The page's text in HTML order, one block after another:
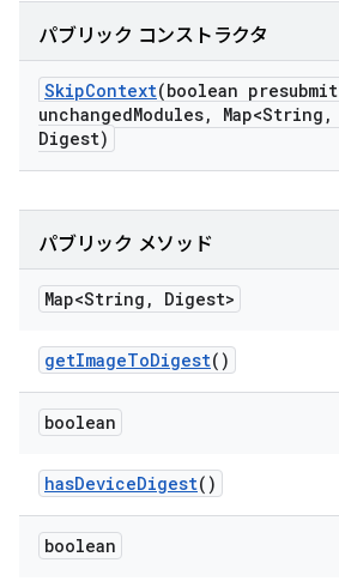
パブリック コンストラクタ
SkipContext(boolean presubmit
unchangedModules, Map<String ,
Digest)
パブリック メソッド
Map<String , Digest>
getImageToDigest()
boolean
hasDeviceDigest()
boolean